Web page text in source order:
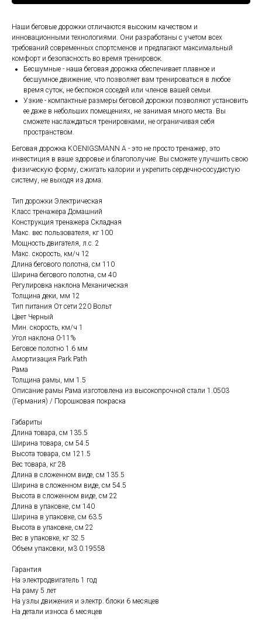
Наши беговые дорожки отличаются высоким качеством и
инновационными технологиями. Они разработаны с учетом всех
требований современных спортсменов и предлагают максимальный
комфорт и безопасность во время тренировок.
Бесшумные - наша беговая дорожка обеспечивает плавное и
бесшумное движение, что позволяет вам тренироваться в любое
время суток, не беспокоя соседей или членов вашей семьи.
Узкие - компактные размеры беговой дорожки позволяют установить
ее даже в небольших помещениях, не занимая много места. Вы
сможете наслаждаться тренировками, не ограничивая себя
пространством.
Беговая дорожка KOENIGSMANN A - это не просто тренажер, это
инвестиция в ваше здоровье и благополучие. Вы сможете улучшить свою
физическую форму, сжигать калории и укрепить сердечно-сосудистую
систему, не выходя из дома.
Тип дорожки Электрическая
Класс тренажера Домашний
Конструкция тренажера Складная
Макс. вес пользователя, кг 100
Мощность двигателя, л.с. 2
Макс. скорость, км/ч 12
Длина бегового полотна, см 110
Ширина бегового полотна, см 40
Регулировка наклона Механическая
Толщина деки, мм 12
Тип питания От сети 220 Вольт
Цвет Черный
Мин. скорость, км/ч 1
Угол наклона 0-11%
Беговое полотно 1.6 мм
Амортизация Park Path
Рама
Толщина рамы, мм 1.5
Описание рамы Рама изготовлена из высокопрочной стали 1.0503
(Германия) / Порошковая покраска
Габариты
Длина товара, см 135.5
Ширина товара, см 54.5
Высота товара, см 121.5
Вес товара, кг 28
Длина в сложенном виде, см 135.5
Ширина в сложенном виде, см 54.5
Высота в сложенном виде, см 22
Длина в упаковке, см 140
Ширина в упаковке, см 63.5
Высота в упаковке, см 22
Вес в упаковке, кг 32.5
Объем упаковки, м3 0.19558
Гарантия
На электродвигатель 1 год
На раму 5 лет
На узлы движения и электр. блоки 6 месяцев
На детали износа 6 месяцев